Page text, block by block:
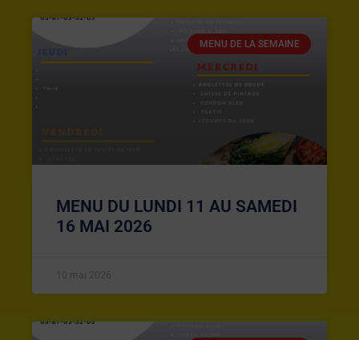
MENU DE LA SEMAINE
MENU DU LUNDI 11 AU SAMEDI
16 MAI 2026
10 mai 2026